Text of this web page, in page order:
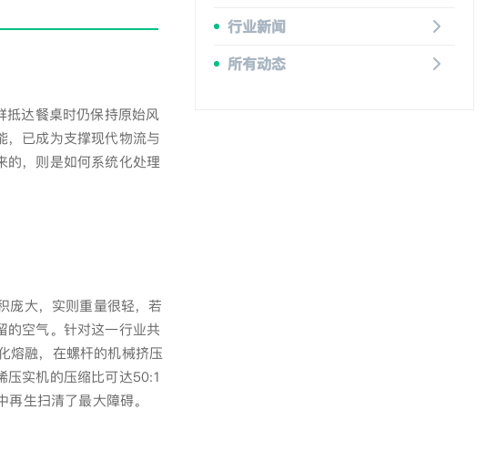
抵达餐桌时仍保持原始风
，已成为支撑现代物流与
的，则是如何系统化处理
大，实则重量很轻，若
的空气。针对这一行业共
熔融，在螺杆的机械挤压
压实机的压缩比可达50:1
生扫清了最大障碍。
行业新闻
所有动态